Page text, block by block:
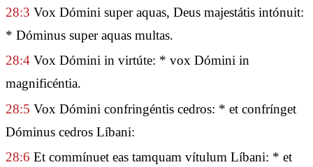
28:3 Vox Dómini super aquas, Deus majestátis intónuit:
* Dóminus super aquas multas.
28:4 Vox Dómini in virtúte: * vox Dómini in
magnificéntia.
28:5 Vox Dómini confringéntis cedros: * et confrínget
Dóminus cedros Líbani:
28:6 Et commínuet eas tamquam vítulum Líbani: * et